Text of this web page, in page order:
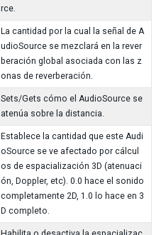
rce.
La cantidad por la cual la señal de A
udioSource se mezclará en la rever
beración global asociada con las z
onas de reverberación.
Sets/Gets cómo el AudioSource se
atenúa sobre la distancia.
Establece la cantidad que este Audi
oSource se ve afectado por cálcul
os de espacialización 3D (atenuaci
ón, Doppler, etc). 0.0 hace el sonido
completamente 2D, 1.0 lo hace en 3
D completo.